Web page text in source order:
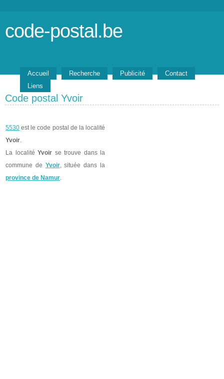
code-postal.be
Accueil Recherche Publicité
Contact
Liens
Code postal Yvoir
5530 est le code postal de la localité
Yvoir.
La localité Yvoir se trouve dans la
commune de Yvoir, située dans la
province de Namur.